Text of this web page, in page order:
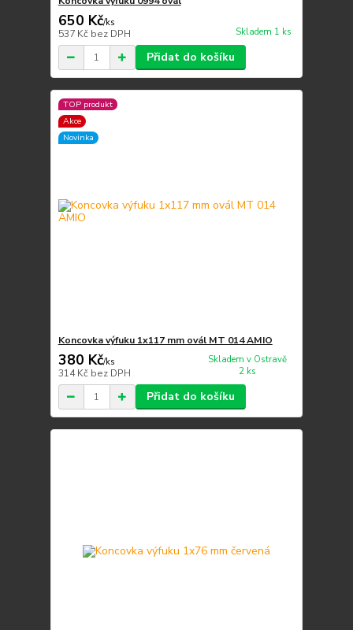
650 Kč/ks
537 Kč bez DPH Skladem 1 ks
Přidat do košíku
TOP produkt
Akce
Novinka
Koncovka výfuku 1x117 mm ovál MT 014 AMIO
380 Kč/ks
314 Kč bez DPH
Skladem v Ostravě
2 ks
Přidat do košíku